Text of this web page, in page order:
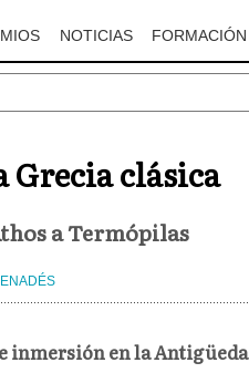
NOTICIAS FORMACIÓN
Grecia clásica
a Termópilas
inmersión en la